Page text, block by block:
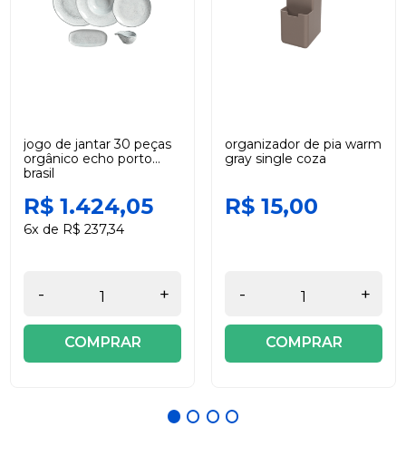
jogo de jantar 30 peças
orgânico echo porto
brasil
R$ 1.424,05
6x de R$ 237,34
- +
COMPRAR
organizador de pia warm
gray single coza
R$ 15,00
- +
COMPRAR